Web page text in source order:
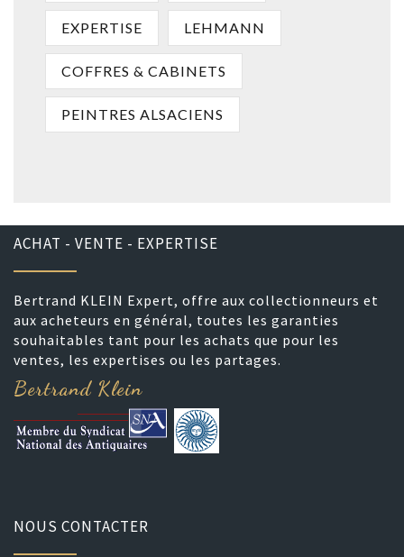
EXPERTISE LEHMANN
COFFRES & CABINETS
PEINTRES ALSACIENS
ACHAT - VENTE - EXPERTISE
Bertrand KLEIN Expert, offre aux collectionneurs et
aux acheteurs en général, toutes les garanties
souhaitables tant pour les achats que pour les
ventes, les expertises ou les partages.
Bertrand Klein
NOUS CONTACTER